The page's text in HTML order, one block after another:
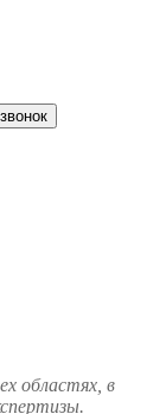
областях, в